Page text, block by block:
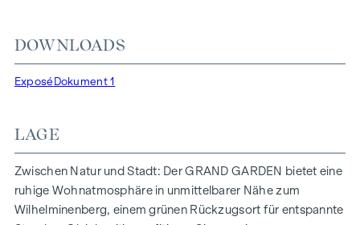
Lichtverhältnissen. Die BewohnerInnen profitieren von der
idealen Lage, nur wenige Gehminuten von den U3-Stationen
„Ottakring“ und „Kendlerstraße“ entfernt, die eine direkte
NATUR UND LEBENSQUALITÄT
Das absolute Highlight des Wohnprojekts GRAND GARDEN
ist die rund 1.000 m² große Innenhof-Ruheoase – ein
einzigartiger Rückzugsort für alle Generationen. Hier trifft
DOWNLOADS
Exposé Dokument 1
LAGE
Zwischen Natur und Stadt: Der GRAND GARDEN bietet eine
ruhige Wohnatmosphäre in unmittelbarer Nähe zum
Wilhelminenberg, einem grünen Rückzugsort für entspannte